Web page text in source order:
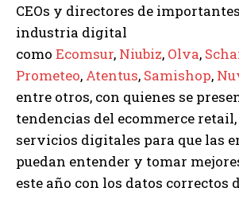
CEOs y directores de
industria digital
como Ecomsur, Niubiz, Olva,
Prometeo, Atentus, Samishop,
entre otros, con quienes se
tendencias del ecommerce
servicios digitales para que las
puedan entender y tomar
este año con los datos correctos